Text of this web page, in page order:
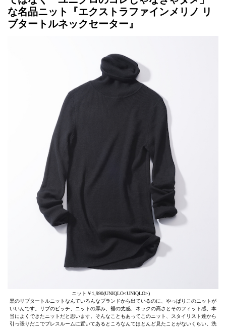
な名品ニット『エクストラファインメリノ リ
ブタートルネックセーター』
ニット￥1,990(UNIQLO<UNIQLO>)
黒のリブタートルニットなんていろんなブランドから出ているのに、やっぱりこのニットが
いいんです。リブのピッチ、ニットの厚み、裾の丈感、ネックの高さとそのフィット感、本
当によくできたニットだと思います。そんなこともあってこのニット、スタイリスト達から
引っ張りだこでプレスルームに置いてあるところなんてほとんど見たことがないくらい。洗